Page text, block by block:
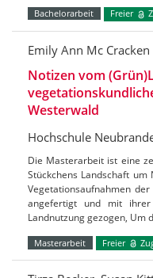
Bachelorarbeit Freier
Emily Ann Mc Cracken
Notizen vom
Westerwald
Hochschule
Die Masterarbeit ist eine
Stückchens Landschaft
Vegetationsaufnahmen
angefertigt und mit ihrer
Landnutzung gezogen, Um
Masterarbeit Freier